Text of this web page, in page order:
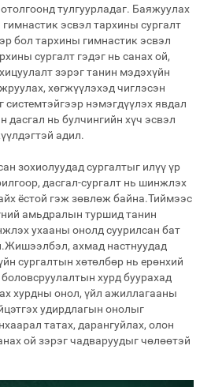
тулгуурладаг. Баяжуулах
эсвэл тархины сургалт
бол тархины гимнастик эсвэл
сургалт гэдэг нь санах ой,
зэрэг танин мэдэхүйн
хөгжүүлэхэд чиглэсэн
системтэйгээр нэмэгдүүлэх явдал
нь булчингийн хүч эсвэл
адил.
зохиолуудад сургалтыг илүү үр
дасгал-сургалт нь шинжлэх
ёстой гэж зөвлөж байна.Тиймээс
​​амьдралын туршид танин
ухааны онолд суурилсан бат
ахмад настнуудад
сургалтын хөтөлбөр нь ерөнхий
хурд буурахад
хурдны онол, үйл ажиллагааны
удирдлагын онолыг
татах, дарангуйлах, олон
ой зэрэг чадваруудыг чөлөөтэй